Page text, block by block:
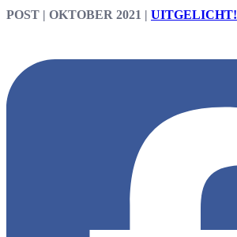
POST | OKTOBER 2021 | UITGELICHT!